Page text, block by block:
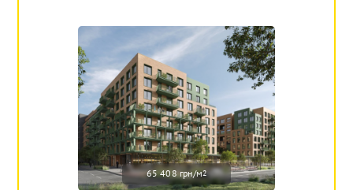
65 408 грн/м2